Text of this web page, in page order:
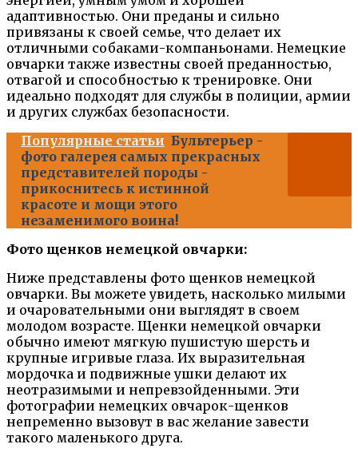
адаптивностью. Они преданы и сильно
привязаны к своей семье, что делает их
отличными собаками-компаньонами. Немецкие
овчарки также известны своей преданностью,
отвагой и способностью к тренировке. Они
идеально подходят для службы в полиции, армии
и других службах безопасности.
Популярные статьи Бультерьер -
фото галерея самых прекрасных
представителей породы -
прикоснитесь к истинной
красоте и мощи этого
незаменимого воина!
Фото щенков немецкой овчарки:
Ниже представлены фото щенков немецкой
овчарки. Вы можете увидеть, насколько милыми
и очаровательными они выглядят в своем
молодом возрасте. Щенки немецкой овчарки
обычно имеют мягкую пушистую шерсть и
крупные игривые глаза. Их выразительная
мордочка и подвижные ушки делают их
неотразимыми и непревзойденными. Эти
фотографии немецких овчарок-щенков
непременно вызовут в вас желание завести
такого маленького друга.